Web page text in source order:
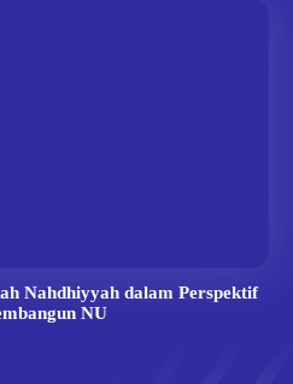
Nahdhiyyah dalam Perspektif
NU